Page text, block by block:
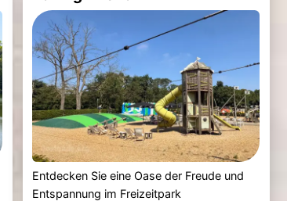
Entdecken Sie eine Oase der Freude und
Entspannung im Freizeitpark